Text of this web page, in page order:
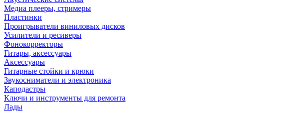
Медиа плееры, стримеры
Пластинки
Проигрыватели виниловых дисков
Усилители и ресиверы
Фонокорректоры
Гитары, аксессуары
Аксессуары
Гитарные стойки и крюки
Звукосниматели и электроника
Каподастры
Ключи и инструменты для ремонта
Лады